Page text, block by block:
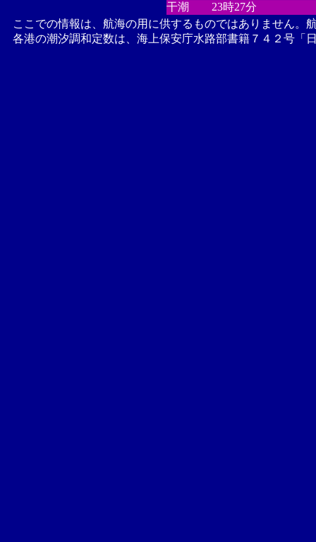
干潮
23時27分
ここでの情報は、航海の用に供するものではありません。
各港の潮汐調和定数は、海上保安庁水路部書籍７４２号「